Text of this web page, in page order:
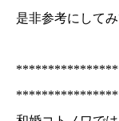
是非参考にして